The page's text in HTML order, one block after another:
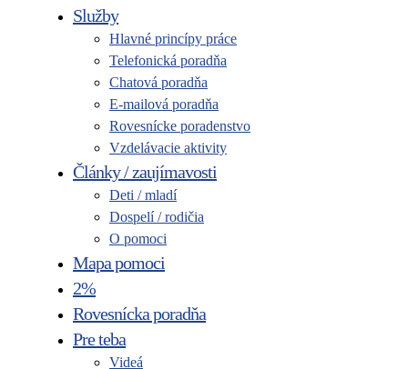
Služby
Hlavné princípy práce
Telefonická poradňa
Chatová poradňa
E-mailová poradňa
Rovesnícke poradenstvo
Vzdelávacie aktivity
Články / zaujímavosti
Deti / mladí
Dospelí / rodičia
O pomoci
Mapa pomoci
2%
Rovesnícka poradňa
Pre teba
Videá